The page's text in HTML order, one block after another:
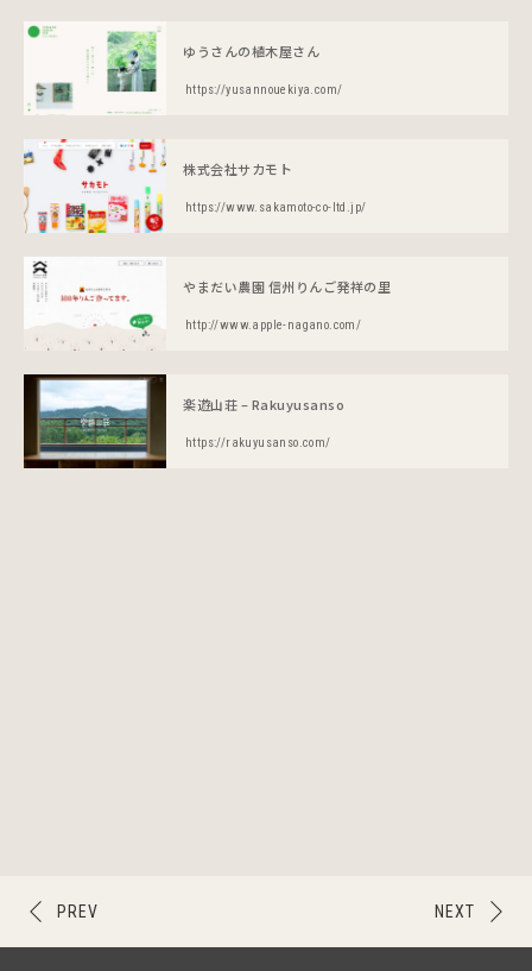
ゆうさんの植木屋さん
https://yusannouekiya.com/
株式会社サカモト
https://www.sakamoto-co-ltd.jp/
やまだい農園 信州りんご発祥の里
http://www.apple-nagano.com/
楽遊山荘 – Rakuyusanso
https://rakuyusanso.com/
NEXT
PREV